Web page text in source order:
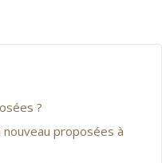
?
proposées à